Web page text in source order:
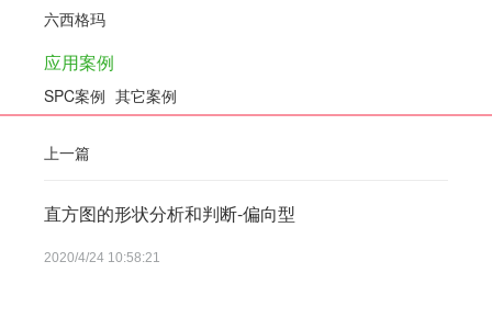
六西格玛
应用案例
SPC案例 其它案例
上一篇
直方图的形状分析和判断-偏向型
2020/4/24 10:58:21